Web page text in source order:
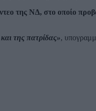
της ΝΔ, στο οποίο
της πατρίδας»,